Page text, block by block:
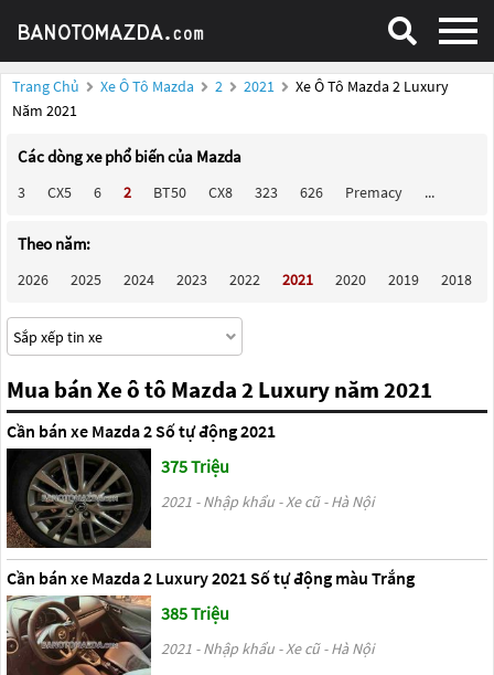
Trang Chủ Xe Ô Tô Mazda 2 2021
Xe Ô Tô Mazda 2 Luxury
Năm 2021
Các dòng xe phổ biến của Mazda
3 CX5 6 2 BT50 CX8 323 626 Premacy ...
Theo năm:
2026 2025 2024 2023 2022 2021 2020 2019 2018
Mua bán Xe ô tô Mazda 2 Luxury năm 2021
Cần bán xe Mazda 2 Số tự động 2021
375 Triệu
2021 - Nhập khẩu - Xe cũ - Hà Nội
Cần bán xe Mazda 2 Luxury 2021 Số tự động màu Trắng
385 Triệu
2021 - Nhập khẩu - Xe cũ - Hà Nội